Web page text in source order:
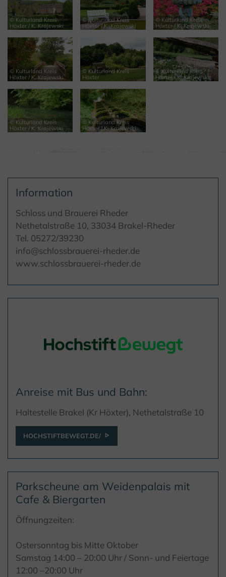
© Kulturland Kreis
Höxter / K. Krajewski
© Kulturland Kreis
Höxter / K. Krajewski
© Kulturland Kreis
Höxter / K. Krajewski
© Kulturland Kreis
Höxter / K. Krajewski
© Kulturland Kreis
Höxter
© Kulturland Kreis
Höxter / K. Krajewski
© Kulturland Kreis
Höxter / K. Krajewski
© Kulturland Kreis
Höxter / K. Krajewski
Information
Schloss und Brauerei Rheder
Nethetalstraße 10, 33034 Brakel-Rheder
Tel. 05272/39230
info@schlossbrauerei-rheder.de
www.schlossbrauerei-rheder.de
Anreise mit Bus und Bahn:
Haltestelle Brakel (Kr Höxter), Nethetalstraße 10
HOCHSTIFTBEWEGT.DE/
Parkscheune am Weidenpalais mit
Cafe & Biergarten
Öffnungzeiten:
Ostersonntag bis Mitte Oktober
Samstag 14:00 – 20:00 Uhr / Sonn- und Feiertage
12:00 –20:00 Uhr